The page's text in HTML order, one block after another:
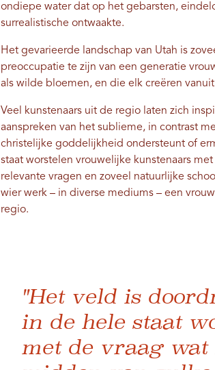
ondiepe water dat op het gebarsten,
surrealistische ontwaakte.
Het gevarieerde landschap van Utah is
preoccupatie te zijn van een generatie
als wilde bloemen, en die elk creëren
Veel kunstenaars uit de regio laten zich
aanspreken van het sublieme, in contrast
christelijke goddelijkheid ondersteunt of
staat worstelen vrouwelijke kunstenaars
relevante vragen en zoveel natuurlijke
wier werk – in diverse mediums – een
regio.
"Het veld is
in de hele staat
met de vraag wat